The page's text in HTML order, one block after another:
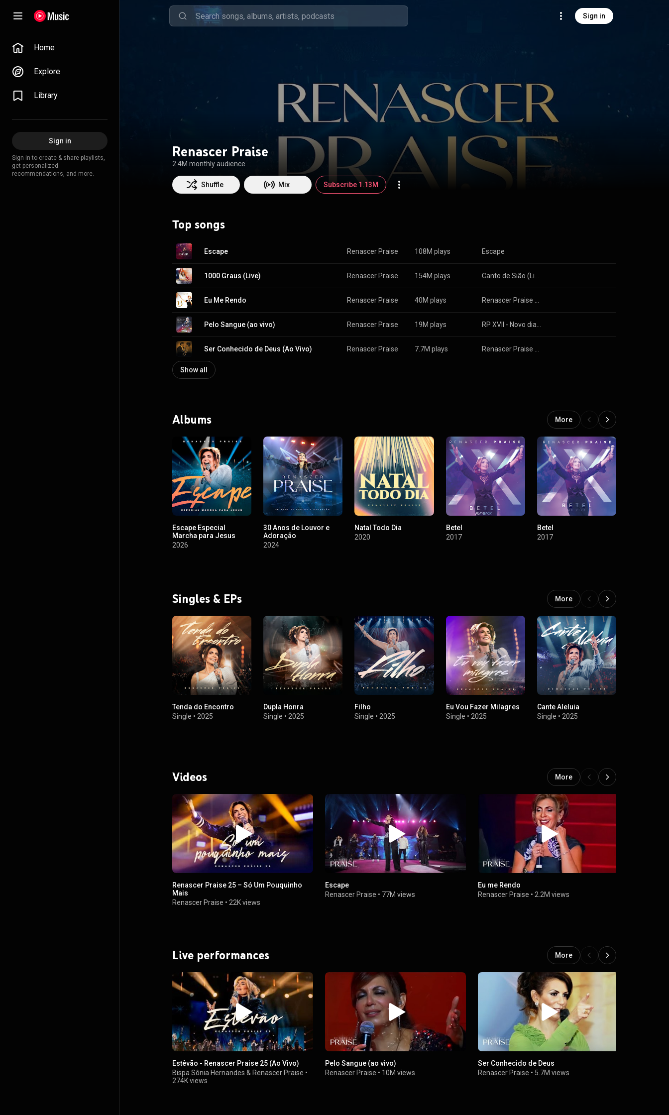
Sign in
Home
Explore
Library
Sign in
Sign in to create & share playlists,
get personalized
recommendations, and more.
Renascer Praise
2.4M monthly audience
Shuffle Mix Subscribe 1.13M
Top songs
Escape Renascer Praise 108M plays Escape
1000 Graus (Live) Renascer Praise 154M plays
Eu Me Rendo Renascer Praise 40M plays
Pelo Sangue (ao vivo) Renascer Praise 19M plays
Ser Conhecido de Deus (Ao Vivo) Renascer Praise 7.7M plays
Show all
Albums More
Escape Especial
Marcha para Jesus
2026
30 Anos de Louvor e
Adoração
2024
Natal Todo Dia
2020
Betel
2017
Betel
2017
Singles & EPs More
Tenda do Encontro
Single • 2025
Dupla Honra
Single • 2025
Filho
Single • 2025
Eu Vou Fazer Milagres
Single • 2025
Cante Aleluia
Single • 2025
Videos More
Renascer Praise 25 – Só Um Pouquinho
Mais
Renascer Praise • 22K views
Escape
Renascer Praise • 77M views
Eu me Rendo
Renascer Praise • 2.2M views
Live performances More
Estêvão - Renascer Praise 25 (Ao Vivo)
Bispa Sônia Hernandes & Renascer Praise •
274K views
Pelo Sangue (ao vivo)
Renascer Praise • 10M views
Ser Conhecido de Deus
Renascer Praise • 5.7M views